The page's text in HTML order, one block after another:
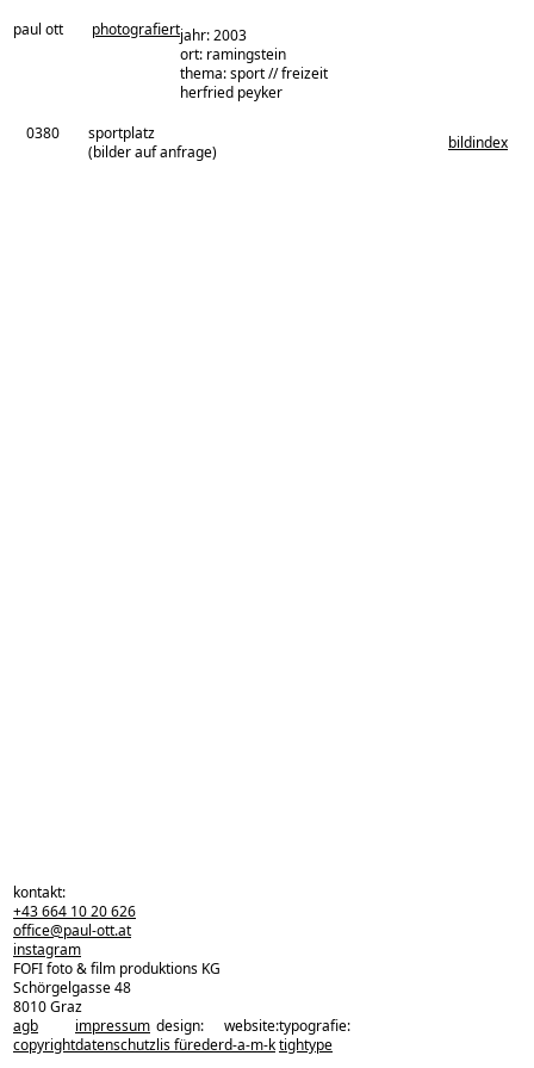
paul ott photografiertjahr: 2003
ort: ramingstein
thema: sport // freizeit
architekturbüro:
herfried peyker
0380
sportplatz
(bilder auf anfrage)
bildindex
zurück zu den projekten
kontakt:
+43 664 10 20 626
office@paul-ott.at
instagram
FOFI foto & film produktions KG
Schörgelgasse 48
8010 Graz
agb
copyright
impressum
datenschutz
design:
lis füreder
website:
d-a-m-k
typografie:
tightype